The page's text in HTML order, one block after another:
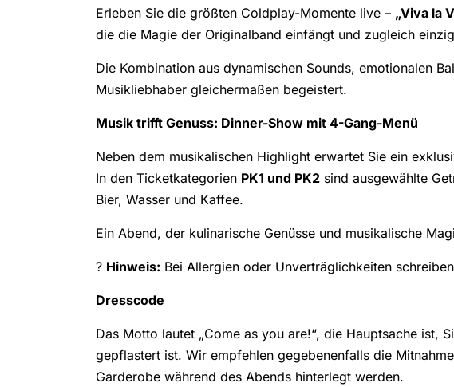
Erleben Sie die größten Coldplay-Momente live – „Viva la
die die Magie der Originalband einfängt und zugleich
Die Kombination aus dynamischen Sounds, emotionalen
Musikliebhaber gleichermaßen begeistert.
Musik trifft Genuss: Dinner-Show mit 4-Gang-Menü
Neben dem musikalischen Highlight erwartet Sie ein
In den Ticketkategorien PK1 und PK2 sind ausgewählte
Bier, Wasser und Kaffee.
Ein Abend, der kulinarische Genüsse und musikalische
? Hinweis: Bei Allergien oder Unverträglichkeiten
Dresscode
Das Motto lautet „Come as you are!“, die Hauptsache ist,
gepflastert ist. Wir empfehlen gegebenenfalls die
Garderobe während des Abends hinterlegt werden.